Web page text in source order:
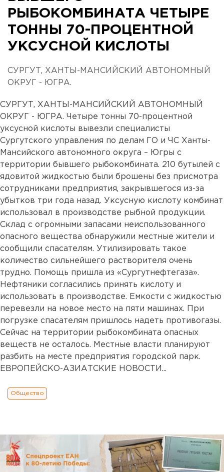
РЫБОКОМБИНАТА ЧЕТЫРЕ
ТОННЫ 70-ПРОЦЕНТНОЙ
УКСУСНОЙ КИСЛОТЫ
СУРГУТ, ХАНТЫ-МАНСИЙСКИЙ АВТОНОМНЫЙ
ОКРУГ - ЮГРА.
СУРГУТ, ХАНТЫ-МАНСИЙСКИЙ АВТОНОМНЫЙ
ОКРУГ - ЮГРА. Четыре тонны 70-процентной
уксусной кислоты вывезли специалисты
Сургутского управления по делам ГО и ЧС Ханты-
Мансийского автономного округа – Югры с
территории бывшего рыбокомбината. 210 бутылей с
ядовитой жидкостью были брошены без присмотра
сотрудниками предприятия, закрывшегося из-за
убытков три года назад. Уксусную кислоту комбинат
использовал в производстве рыбной продукции.
Склад с огромными запасами неиспользованного
опасного вещества обнаружили местные жители и
сообщили спасателям. Утилизировать такое
количество сильнейшего растворителя очень
трудно. Помощь пришла из «Сургутнефтегаза».
Нефтяники согласились принять кислоту и
использовать в производстве. Емкости с жидкостью
перевезли на новое место на пяти машинах. При
погрузке спасателям пришлось надеть противогазы.
Сейчас на территории рыбокомбината опасных
веществ не осталось. Местные власти планируют
разбить на месте предприятия городской парк.
ЕВРОПЕЙСКО-АЗИАТСКИЕ НОВОСТИ...
Общество